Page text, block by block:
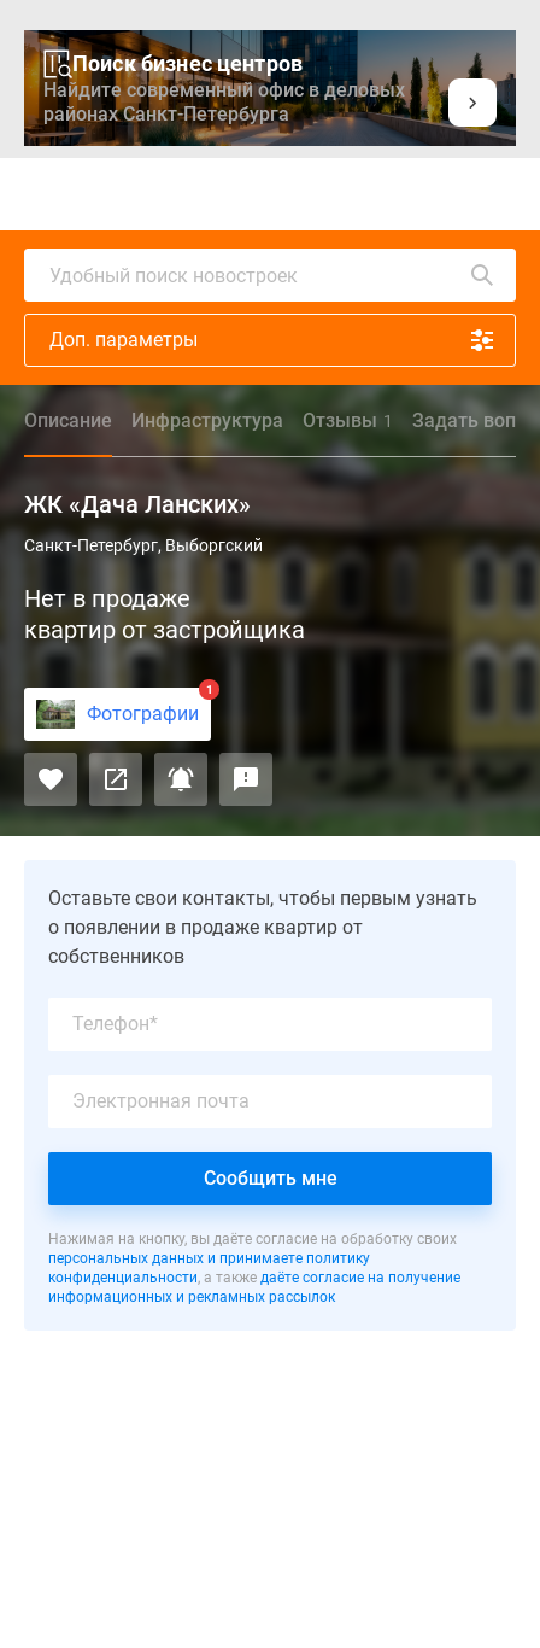
Поиск бизнес центров
Найдите современный офис в деловых
районах Санкт-Петербурга
Удобный поиск новостроек
Доп. параметры
Описание Инфраструктура Отзывы 1 Задать
ЖК «Дача Ланских»
Жилой
«Дача
Ланских»
построен
на
берегу
озера
Выборгском
районе
Петербурга.
Кирпичное
здание
точную
особняка,
котором
семья
Ланских.
Внешняя
отделка
Санкт-Петербург, Выборгский
Нет в продаже
квартир от застройщика
Фотографии
1
Оставьте свои контакты, чтобы первым узнать
о появлении в продаже квартир от
собственников
Сообщить мне
Нажимая на кнопку, вы даёте согласие на обработку своих
персональных данных и принимаете политику
конфиденциальности, а также даёте согласие на получение
информационных и рекламных рассылок